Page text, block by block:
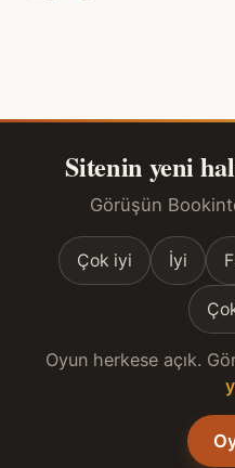
Sitenin yeni
Görüşün
Çok iyi İyi
Oyun herkese açık.